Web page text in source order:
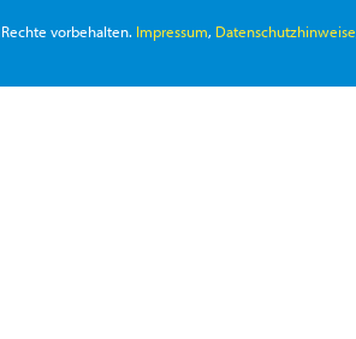
vorbehalten. Impressum, Datenschutzhinweise